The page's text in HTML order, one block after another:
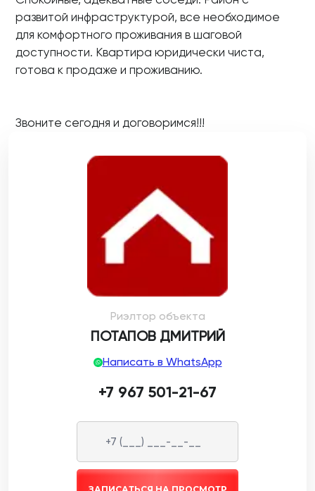
развитой инфраструктурой, все необходимое
для комфортного проживания в шаговой
доступности. Квартира юридически чиста,
готова к продаже и проживанию.
Звоните сегодня и договоримся!!!
Риэлтор объекта
ПОТАПОВ ДМИТРИЙ
Написать в WhatsApp
+7 967 501-21-67
ЗАПИСАТЬСЯ НА ПРОСМОТР